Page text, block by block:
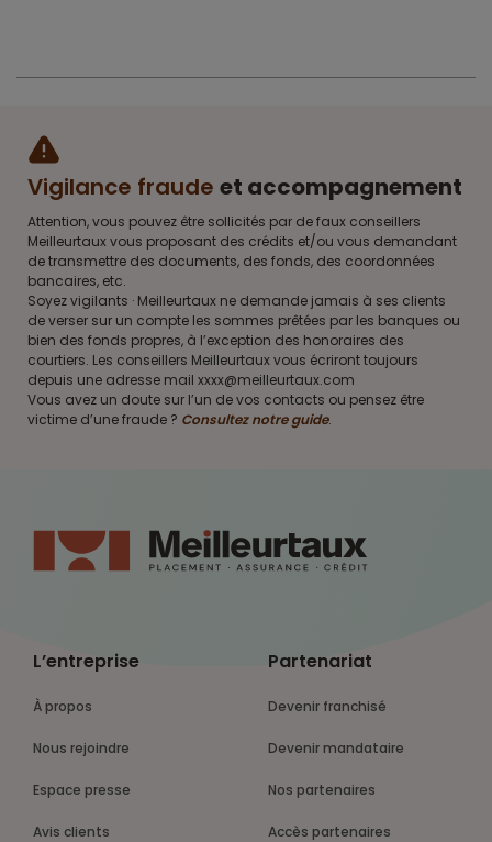
Vigilance fraude et accompagnement
Attention, vous pouvez être sollicités par de faux conseillers
Meilleurtaux vous proposant des crédits et/ou vous demandant
de transmettre des documents, des fonds, des coordonnées
bancaires, etc.
Soyez vigilants · Meilleurtaux ne demande jamais à ses clients
de verser sur un compte les sommes prêtées par les banques ou
bien des fonds propres, à l’exception des honoraires des
courtiers. Les conseillers Meilleurtaux vous écriront toujours
depuis une adresse mail xxxx@meilleurtaux.com
Vous avez un doute sur l’un de vos contacts ou pensez être
victime d’une fraude ? Consultez notre guide.
L’entreprise
À propos
Nous rejoindre
Espace presse
Avis clients
Partenariat
Devenir franchisé
Devenir mandataire
Nos partenaires
Accès partenaires